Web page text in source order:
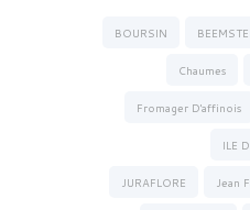
BOURSIN
Chaumes
Fromager D'affinois
ILE
Jean
JURAFLORE